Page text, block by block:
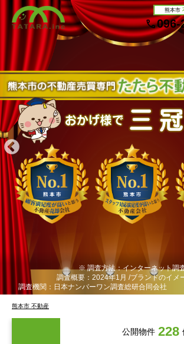
熊本市
096-
※ 調査方法：インターネット調
調査概要：2024年1月 /ブランドのイメ
調査機関：日本ナンバーワン調査総研合同会社
熊本市 不動産
公開物件 228